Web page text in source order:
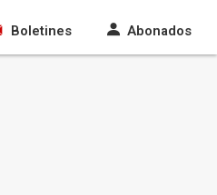
Boletines Abonados